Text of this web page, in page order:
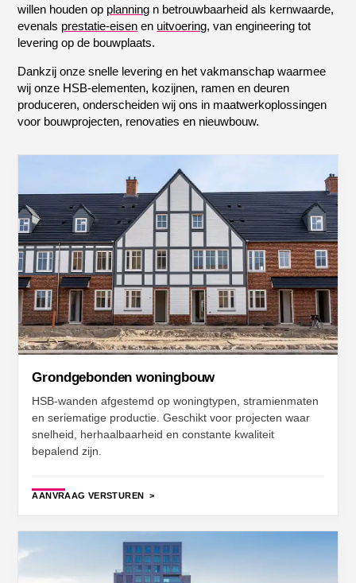
willen houden op planning n betrouwbaarheid als kernwaarde,
evenals prestatie-eisen en uitvoering, van engineering tot
levering op de bouwplaats.
Dankzij onze snelle levering en het vakmanschap waarmee
wij onze HSB-elementen, kozijnen, ramen en deuren
produceren, onderscheiden wij ons in maatwerkoplossingen
voor bouwprojecten, renovaties en nieuwbouw.
Grondgebonden woningbouw
HSB-wanden afgestemd op woningtypen, stramienmaten
en seriematige productie. Geschikt voor projecten waar
snelheid, herhaalbaarheid en constante kwaliteit
bepalend zijn.
AANVRAAG VERSTUREN